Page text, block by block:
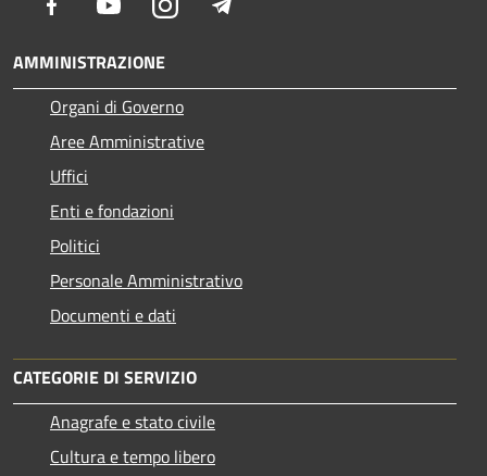
AMMINISTRAZIONE
Organi di Governo
Aree Amministrative
Uffici
Enti e fondazioni
Politici
Personale Amministrativo
Documenti e dati
CATEGORIE DI SERVIZIO
Anagrafe e stato civile
Cultura e tempo libero